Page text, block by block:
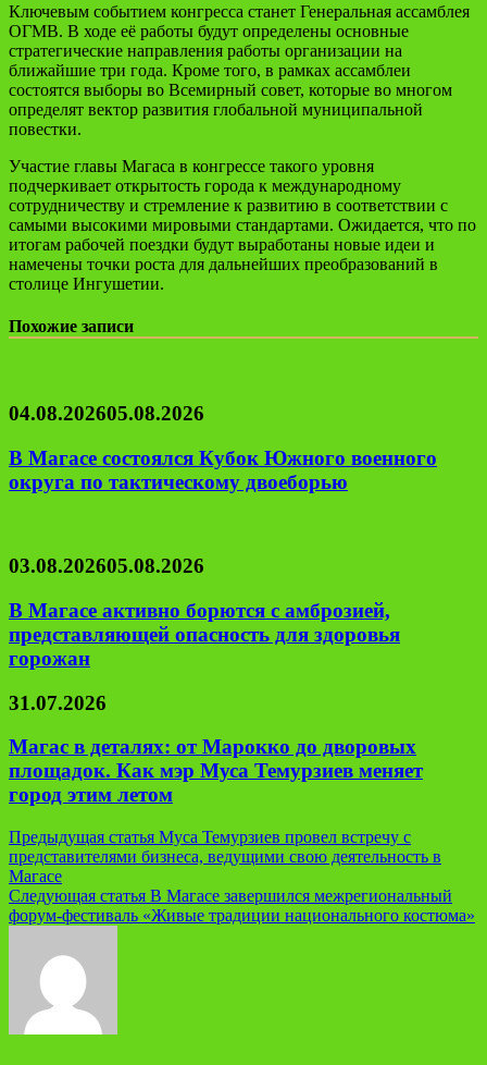
Ключевым событием конгресса станет Генеральная ассамблея
ОГМВ. В ходе её работы будут определены основные
стратегические направления работы организации на
ближайшие три года. Кроме того, в рамках ассамблеи
состоятся выборы во Всемирный совет, которые во многом
определят вектор развития глобальной муниципальной
повестки.
Участие главы Магаса в конгрессе такого уровня
подчеркивает открытость города к международному
сотрудничеству и стремление к развитию в соответствии с
самыми высокими мировыми стандартами. Ожидается, что по
итогам рабочей поездки будут выработаны новые идеи и
намечены точки роста для дальнейших преобразований в
столице Ингушетии.
Похожие записи
04.08.202605.08.2026
В Магасе состоялся Кубок Южного военного
округа по тактическому двоеборью
03.08.202605.08.2026
В Магасе активно борются с амброзией,
представляющей опасность для здоровья
горожан
31.07.2026
Магас в деталях: от Марокко до дворовых
площадок. Как мэр Муса Темурзиев меняет
город этим летом
Навигация
по
записям
Предыдущая статья Муса Темурзиев провел встречу с
представителями бизнеса, ведущими свою деятельность в
Магасе
Следующая статья В Магасе завершился межрегиональный
форум-фестиваль «Живые традиции национального костюма»